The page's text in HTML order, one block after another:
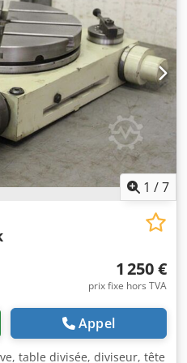
JMT : ✔ Partenaire de
en Allemagne ✔ Assistance
✔ Fourniture rapide des
pour l’intégration et la
référence disponibles en
serons heureux de vous
une offre personnalisée.
1 /7
1 250 €
prix fixe hors TVA
Appel
table divisée, diviseur, tête